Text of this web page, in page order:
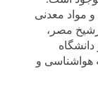
مواد معدنی
مصر،
دانشگاه
هواشناسی و